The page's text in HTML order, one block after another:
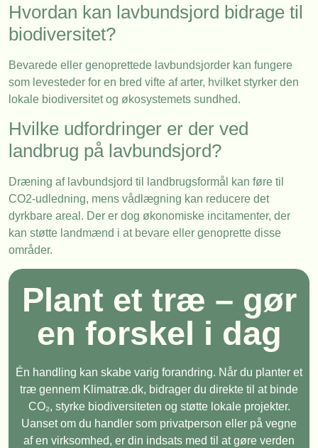
Hvordan kan lavbundsjord bidrage til
biodiversitet?
Bevarede eller genoprettede lavbundsjorder kan fungere
som levesteder for en bred vifte af arter, hvilket styrker den
lokale biodiversitet og økosystemets sundhed.
Hvilke udfordringer er der ved
landbrug på lavbundsjord?
Dræning af lavbundsjord til landbrugsformål kan føre til
CO2-udledning, mens vådlægning kan reducere det
dyrkbare areal. Der er dog økonomiske incitamenter, der
kan støtte landmænd i at bevare eller genoprette disse
områder.
Plant et træ – gør
en forskel i dag
Én handling kan skabe varig forandring. Når du planter et
træ gennem Klimatræ.dk, bidrager du direkte til at binde
CO₂, styrke biodiversiteten og støtte lokale projekter.
Uanset om du handler som privatperson eller på vegne
af en virksomhed, er din indsats med til at gøre verden